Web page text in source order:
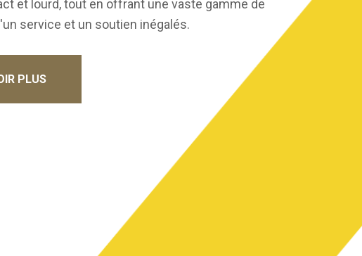
et lourd, tout en offrant une vaste gamme de
service et un soutien inégalés.
PLUS